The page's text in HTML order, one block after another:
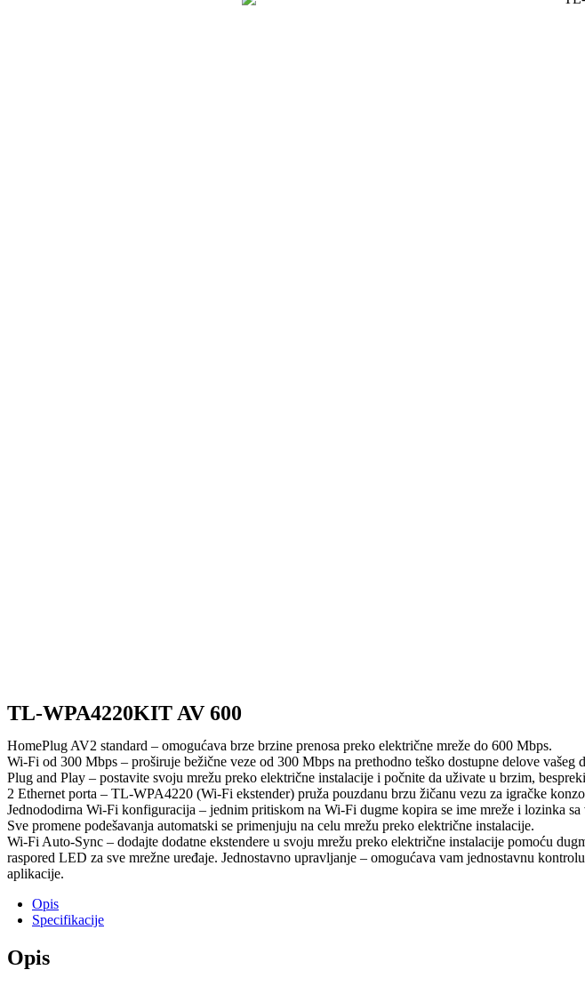
TL-WPA4220KIT AV 600
HomePlug AV2 standard – omogućava brze brzine prenosa preko električne mreže do 600 Mbps.
Wi-Fi od 300 Mbps – proširuje bežične veze od 300 Mbps na prethodno teško dostupne delove vašeg
Plug and Play – postavite svoju mrežu preko električne instalacije i počnite da uživate u brzim,
2 Ethernet porta – TL-WPA4220 (Wi-Fi ekstender) pruža pouzdanu brzu žičanu vezu za igračke
Jednododirna Wi-Fi konfiguracija – jednim pritiskom na Wi-Fi dugme kopira se ime mreže i lozinka sa
Sve promene podešavanja automatski se primenjuju na celu mrežu preko električne instalacije.
Wi-Fi Auto-Sync – dodajte dodatne ekstendere u svoju mrežu preko električne instalacije pomoću
raspored LED za sve mrežne uređaje. Jednostavno upravljanje – omogućava vam jednostavnu
aplikacije.
Opis
Specifikacije
Opis